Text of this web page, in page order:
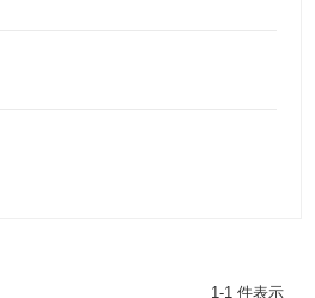
1-1 件表示